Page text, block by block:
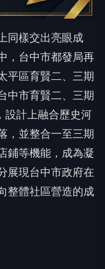
同樣交出亮眼成
台中市都發局再
平區育賢二、三期
中市育賢二、三期
設計上融合歷史河
，並整合一至三期
鋪等機能，成為凝
展現台中市政府在
整體社區營造的成